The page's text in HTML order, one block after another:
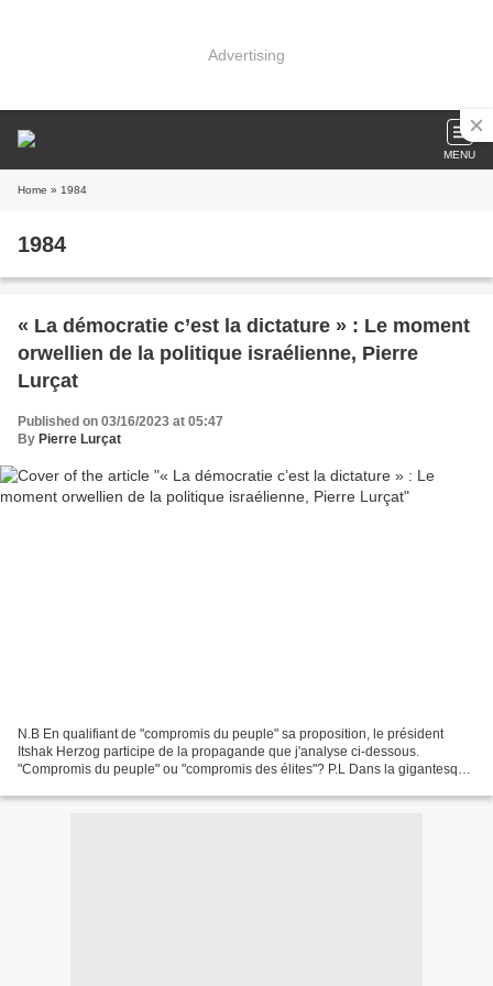
Advertising
MENU
Home » 1984
1984
« La démocratie c’est la dictature » : Le moment
orwellien de la politique israélienne, Pierre
Lurçat
Published on 03/16/2023 at 05:47
By Pierre Lurçat
N.B En qualifiant de "compromis du peuple" sa proposition, le président
Itshak Herzog participe de la propagande que j'analyse ci-dessous.
"Compromis du peuple" ou "compromis des élites"? P.L Dans la gigantesque